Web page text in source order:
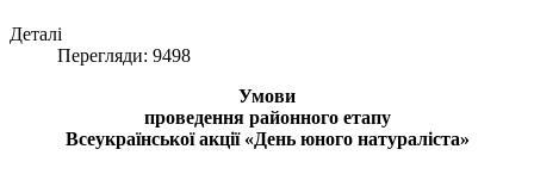
Деталі
Перегляди: 9498
Умови
проведення районного етапу
Всеукраїнської акції «День юного натураліста»